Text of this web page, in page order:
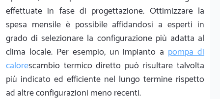
effettuate in fase di progettazione. Ottimizzare la
spesa mensile è possibile affidandosi a esperti in
grado di selezionare la configurazione più adatta al
clima locale. Per esempio, un impianto a pompa di
calorescambio termico diretto può risultare talvolta
più indicato ed efficiente nel lungo termine rispetto
ad altre configurazioni meno recenti.